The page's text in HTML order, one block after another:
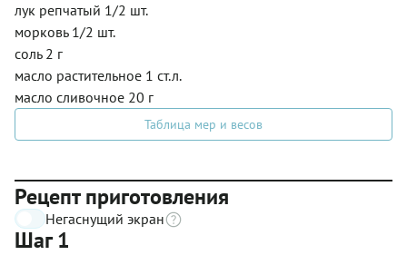
лук репчатый 1/2 шт.
морковь 1/2 шт.
соль 2 г
масло растительное 1 ст.л.
масло сливочное 20 г
Таблица мер и весов
Рецепт приготовления
Негаснущий экран
Шаг 1